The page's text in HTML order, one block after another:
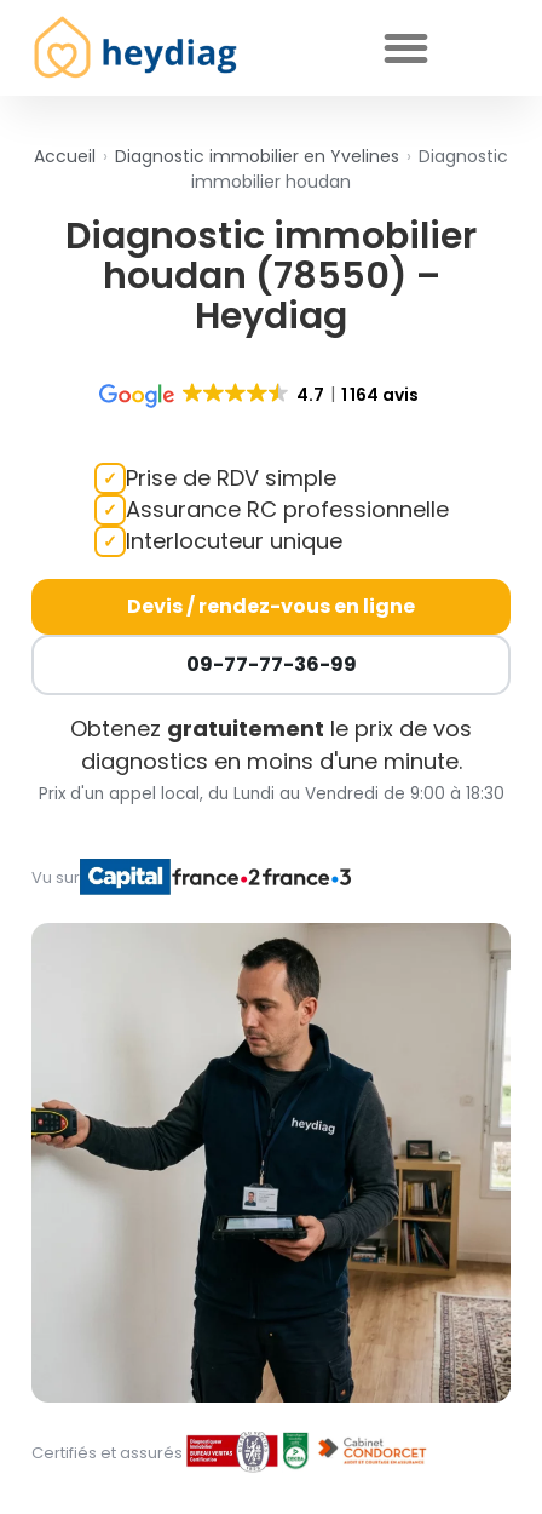
Accueil › Diagnostic immobilier en Yvelines › Diagnostic
immobilier houdan
Diagnostic immobilier
houdan (78550) –
Heydiag
4.7 1 164 avis
Prise de RDV simple
Assurance RC professionnelle
Interlocuteur unique
Devis / rendez-vous en ligne
09-77-77-36-99
Obtenez gratuitement le prix de vos
diagnostics en moins d'une minute.
Prix d'un appel local, du Lundi au Vendredi de 9:00 à 18:30
Vu sur
Certifiés et assurés